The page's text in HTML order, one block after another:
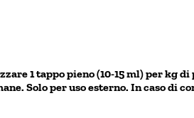
1 tappo pieno (10-15 ml) per kg
Solo per uso esterno. In caso di